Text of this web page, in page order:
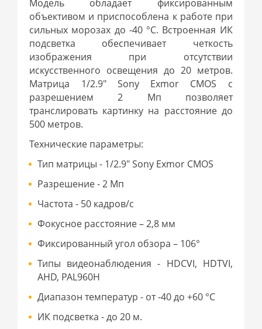
Модель обладает фиксированным
объективом и приспособлена к работе при
сильных морозах до -40 °С. Встроенная ИК
подсветка обеспечивает четкость
изображения при отсутствии
искусственного освещения до 20 метров.
Матрица 1/2.9" Sony Exmor CMOS с
разрешением 2 Мп позволяет
транслировать картинку на расстояние до
500 метров.
Технические параметры:
Тип матрицы - 1/2.9" Sony Exmor CMOS
Разрешение - 2 Мп
Частота - 50 кадров/с
Фокусное расстояние – 2,8 мм
Фиксированный угол обзора – 106°
Типы видеонаблюдения - HDCVI, HDTVI,
AHD, PAL960H
Диапазон температур - от -40 до +60 °С
ИК подсветка - до 20 м.